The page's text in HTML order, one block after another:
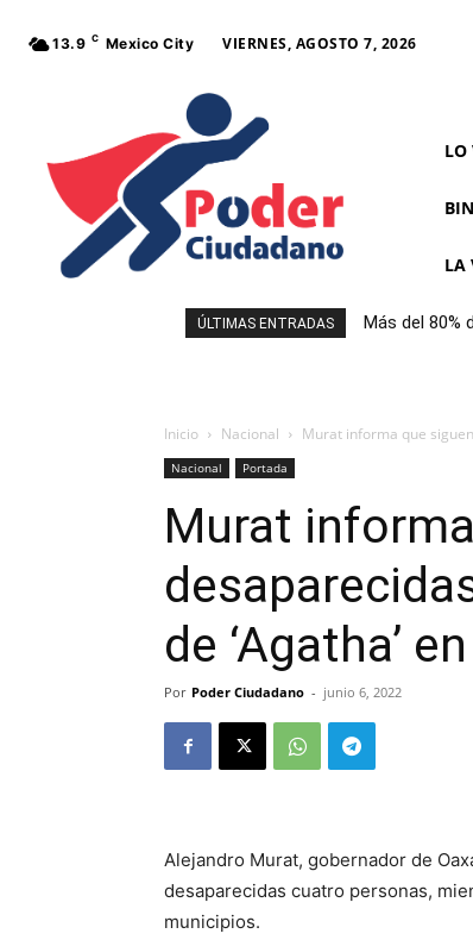
13.9 C Mexico City VIERNES, AGOSTO 7, 2026
LO
LA
ÚLTIMAS ENTRADAS
Más del 80%
Inicio Nacional Murat informa que
Nacional Portada
Murat
de ‘Agatha’
Por Poder Ciudadano - junio 6, 2022
Alejandro Murat, gobernador de
desaparecidas cuatro personas,
municipios.